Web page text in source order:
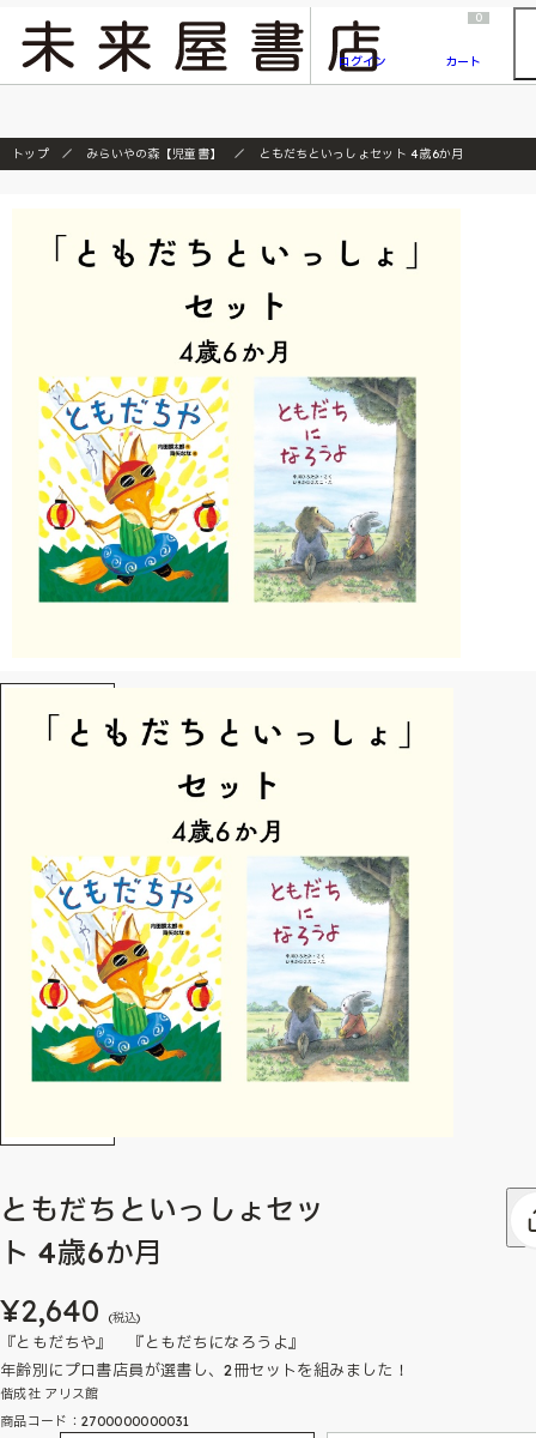
『ONE PIECE magazine 021 ONE PIECEカード付き同梱版』発売延期のご案内
ログイン
0
カート
トップ みらいやの森【児童書】 ともだちといっしょセット 4歳6か月
ともだちといっしょセッ
ト 4歳6か月
¥2,640 (税込)
『ともだちや』 『ともだちになろうよ』
年齢別にプロ書店員が選書し、2冊セットを組みました！
偕成社 アリス館
商品コード：2700000000031